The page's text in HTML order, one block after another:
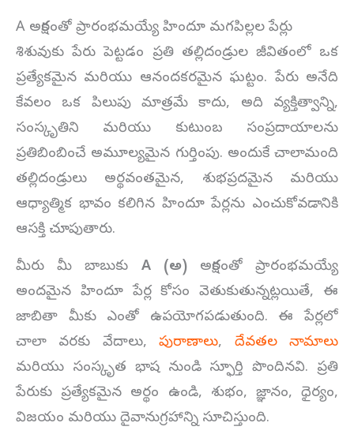
A అక్షరంతో ప్రారంభమయ్యే హిందూ మగపిల్లల పేర్లు
శిశువుకు పేరు పెట్టడం ప్రతి తల్లిదండ్రుల జీవితంలో ఒక
ప్రత్యేకమైన మరియు ఆనందకరమైన ఘట్టం. పేరు అనేది
కేవలం ఒక పిలుపు మాత్రమే కాదు, అది వ్యక్తిత్వాన్ని,
సంస్కృతిని మరియు కుటుంబ సంప్రదాయాలను
ప్రతిబింబించే అమూల్యమైన గుర్తింపు. అందుకే చాలామంది
తల్లిదండ్రులు అర్థవంతమైన, శుభప్రదమైన మరియు
ఆధ్యాత్మిక భావం కలిగిన హిందూ పేర్లను ఎంచుకోవడానికి
ఆసక్తి చూపుతారు.
మీరు మీ బాబుకు A (అ)అక్షరంతో ప్రారంభమయ్యే
అందమైన హిందూ పేర్ల కోసం వెతుకుతున్నట్లయితే, ఈ
జాబితా మీకు ఎంతో ఉపయోగపడుతుంది. ఈ పేర్లలో
చాలా వరకు వేదాలు,పురాణాలు, దేవతల నామాలు
మరియు సంస్కృత భాష నుండి స్ఫూర్తి పొందినవి. ప్రతి
పేరుకు ప్రత్యేకమైన అర్థం ఉండి, శుభం, జ్ఞానం, ధైర్యం,
విజయం మరియు దైవానుగ్రహాన్ని సూచిస్తుంది.